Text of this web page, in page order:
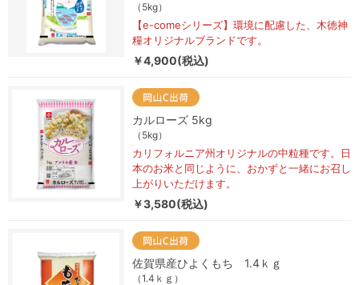
（5kg）
【e-comeシリーズ】環境に配慮した、木徳神
糧オリジナルブランドです。
￥4,900(税込)
カルローズ 5kg
（5kg）
カリフォルニア州オリジナルの中粒種です。日
本のお米と同じように、おかずと一緒にお召し
上がりいただけます。
￥3,580(税込)
佐賀県産ひよくもち 1.4ｋｇ
（1.4ｋｇ）